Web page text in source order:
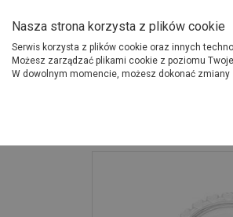
O Grupie PSB
Nasza strona korzysta z plików cookie
Serwis korzysta z plików cookie oraz innych
Możesz zarządzać plikami cookie z poziomu
W dowolnym momencie, możesz dokonać zmiany